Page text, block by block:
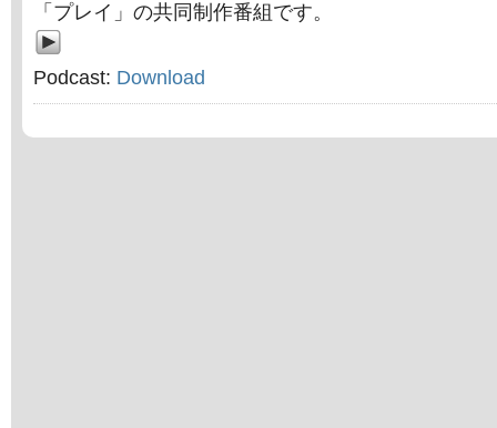
「プレイ」の共同制作番組です。
Podcast: Download